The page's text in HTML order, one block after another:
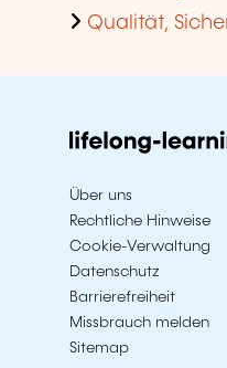
Qualität,
Über uns
Rechtliche Hinweise
Cookie-Verwaltung
Datenschutz
Barrierefreiheit
Missbrauch melden
Sitemap